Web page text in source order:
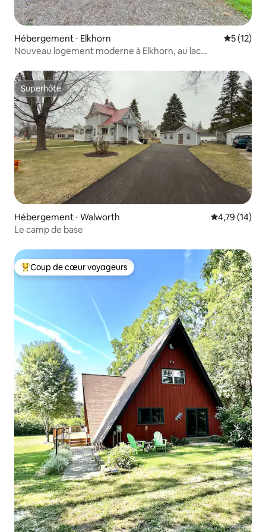
Hébergement ⋅ Elkhorn
5 (12)
Nouveau logement moderne à Elkhorn, au lac
Superhôte
Superhôte
Hébergement ⋅ Walworth Évaluation
4,79 (14)
Le camp de base
Coups de cœur voyageurs les plus appréciés
Coup de cœur voyageurs